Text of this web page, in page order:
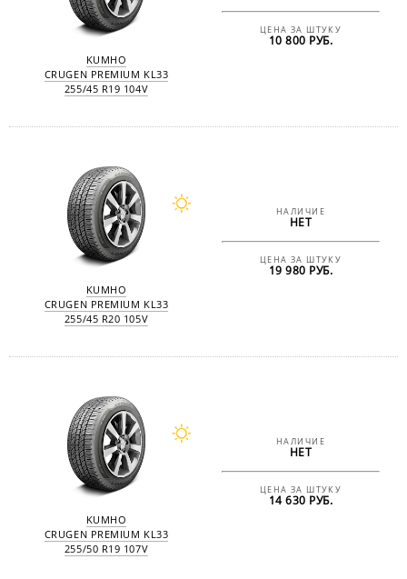
KUMHO
CRUGEN PREMIUM KL33
255/45 R19 104V
ЦЕНА ЗА ШТУКУ
10 800 РУБ.
KUMHO
CRUGEN PREMIUM KL33
255/45 R20 105V
НАЛИЧИЕ
НЕТ
ЦЕНА ЗА ШТУКУ
19 980 РУБ.
KUMHO
CRUGEN PREMIUM KL33
255/50 R19 107V
НАЛИЧИЕ
НЕТ
ЦЕНА ЗА ШТУКУ
14 630 РУБ.